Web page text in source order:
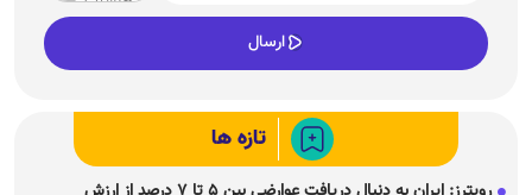
تازه ها